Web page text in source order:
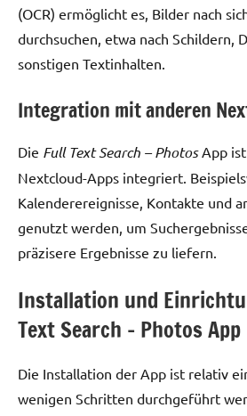
(OCR) ermöglicht es, Bilder nach
durchsuchen, etwa nach Schildern,
sonstigen Textinhalten.
Integration mit anderen
Die Full Text Search – PhotosApp ist
Nextcloud-Apps integriert.
Kalenderereignisse, Kontakte und
genutzt werden, um
präzisere Ergebnisse zu liefern.
Installation und
Text Search – Photos App
Die Installation der App ist relativ
wenigen Schritten durchgeführt